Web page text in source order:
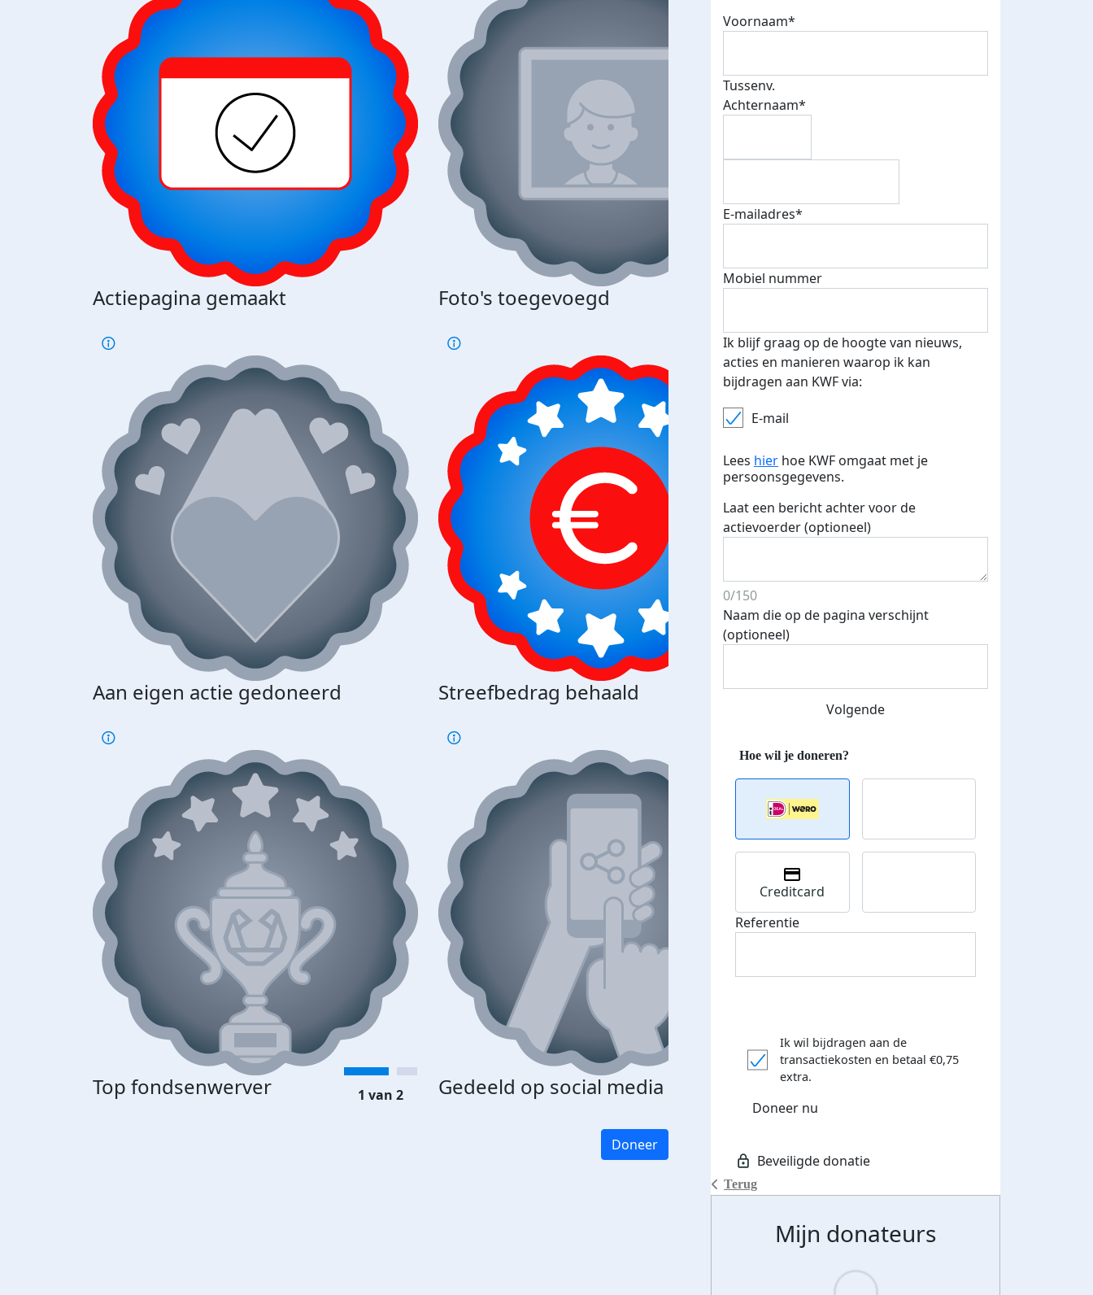
Actiepagina gemaakt Foto's toegevoegd E-mails verstuurd
Aan eigen actie gedoneerd Streefbedrag behaald Streefbedrag verhoogd
Top fondsenwerver Gedeeld op social media Donateurs bedankt
€500 euro opgehaald: t-shirt
1 van 2
Doneer
Voornaam*
Tussenv.
Achternaam*
E-mailadres*
Mobiel nummer
Ik blijf graag op de hoogte van nieuws,
acties en manieren waarop ik kan
bijdragen aan KWF via:
E-mail
Lees hier hoe KWF omgaat met je
persoonsgegevens.
Laat een bericht achter voor de
actievoerder (optioneel)
0/150
Naam die op de pagina verschijnt
(optioneel)
Volgende
Terug
Creditcard
Referentie
Ik wil bijdragen aan de
transactiekosten en betaal €0,75
extra.
Doneer nu
Mijn donateurs